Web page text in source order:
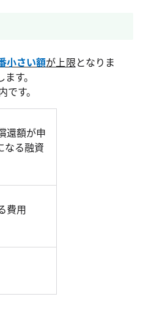
小さい額が上限となりま
す。
す。
還額が申
なる融資
費用